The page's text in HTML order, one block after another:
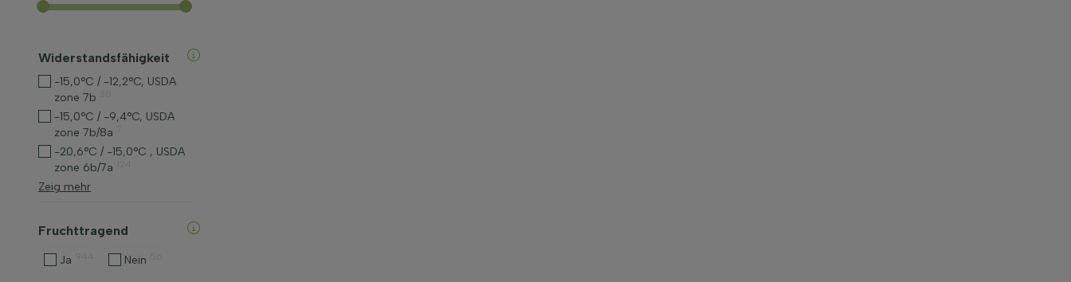
Widerstandsfähigkeit
-15,0°C / -12,2°C, USDA
zone 7b
-15,0°C / -9,4°C, USDA
zone 7b/8a
-20,6°C / -15,0°C , USDA
zone 6b/7a
Zeig mehr
Fruchttragend
Ja Nein